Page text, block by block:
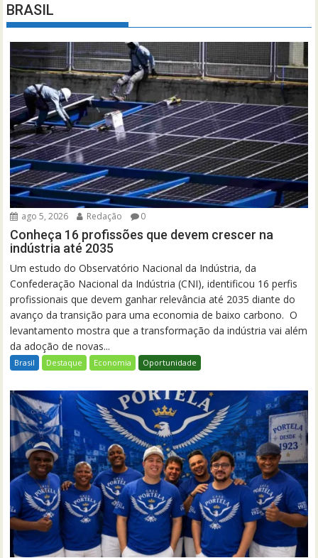
BRASIL
ago 5, 2026 Redação 0
Conheça 16 profissões que devem crescer na
indústria até 2035
Um estudo do Observatório Nacional da Indústria, da
Confederação Nacional da Indústria (CNI), identificou 16 perfis
profissionais que devem ganhar relevância até 2035 diante do
avanço da transição para uma economia de baixo carbono. O
levantamento mostra que a transformação da indústria vai além
da adoção de novas...
Brasil Destaque Economia Oportunidade